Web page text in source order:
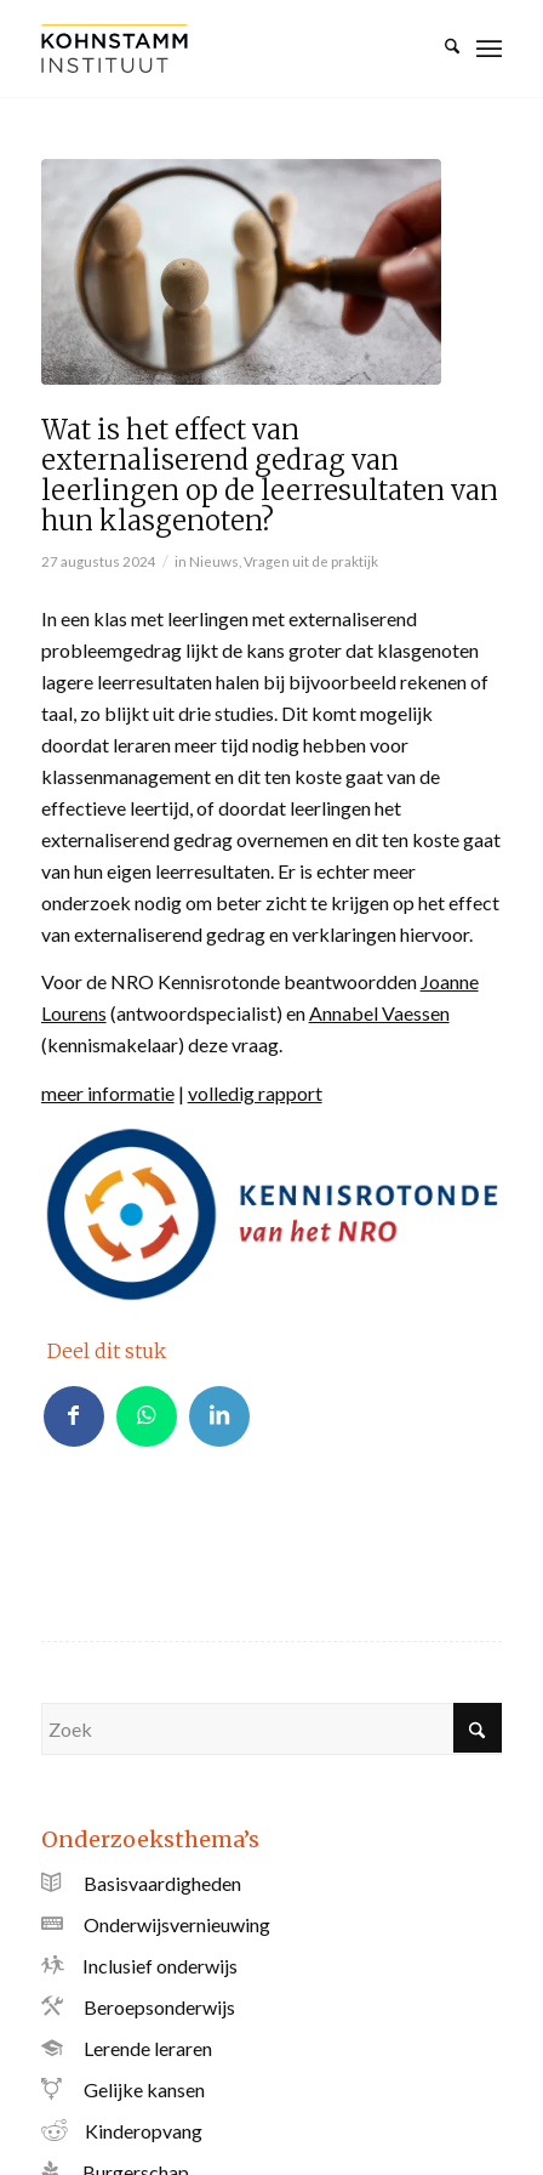
Wat is het effect van
externaliserend gedrag van
leerlingen op de leerresultaten van
hun klasgenoten?
27 augustus 2024 / in Nieuws Vragen uit de praktijk
In een klas met leerlingen met externaliserend
probleemgedrag lijkt de kans groter dat klasgenoten
lagere leerresultaten halen bij bijvoorbeeld rekenen of
taal, zo blijkt uit drie studies. Dit komt mogelijk
doordat leraren meer tijd nodig hebben voor
klassenmanagement en dit ten koste gaat van de
effectieve leertijd, of doordat leerlingen het
externaliserend gedrag overnemen en dit ten koste gaat
van hun eigen leerresultaten. Er is echter meer
onderzoek nodig om beter zicht te krijgen op het effect
van externaliserend gedrag en verklaringen hiervoor.
Voor de NRO Kennisrotonde beantwoordden Joanne
Lourens (antwoordspecialist) enAnnabel Vaessen
(kennismakelaar) deze vraag.
meer informatie| volledig rapport
Deel dit stuk
Onderzoeksthema’s
Basisvaardigheden
Onderwijsvernieuwing
Inclusief onderwijs
Beroepsonderwijs
Lerende leraren
Gelijke kansen
Kinderopvang